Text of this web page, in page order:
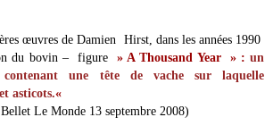
œuvres de Damien Hirst, dans les années 1990
du bovin – figure» A Thousand Year » : un
contenant une tête de vache sur laquelle
asticots.«
Le Monde 13 septembre 2008)